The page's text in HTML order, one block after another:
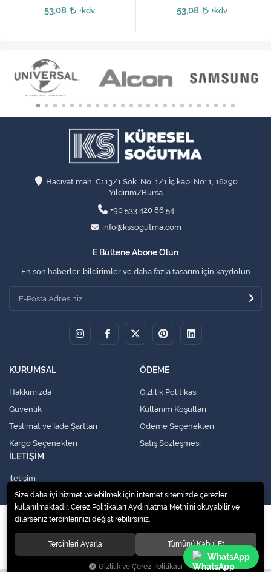
WhatsApp
53,08 +kdv 53,08 +kdv
Hacıvat mah. C113/1 Sok. No: 1/1 İç kapı No: 1, 16290
Yıldırım/Bursa
+90 533 420 86 54
info@kssogutma.com
E Bültene Abone Olun
En son haberler, bildirimler ve daha fazla tasarım için kaydolun
KURUMSAL
Hakkımızda
Güvenlik
Teslimat ve İade Şartları
Kargo Seçenekleri
ÖDEME
Gizlilik Politikası
Kullanım Koşulları
Ödeme Seçenekleri
Satış Sözleşmesi
İLETİŞİM
İletişim
© 2020Küresel Soğutma Sistemleri Yedek Parça San. Ve Tic. Ltd. Şti.
Size daha iyi hizmet verebilmek için internet sitemizde çerezler
kullanılmaktadır. Çerez Politikaları Aydınlatma Metni’ni okuyabilir ve
dilerseniz tercihlerinizi değiştirebilirsiniz.
Tercihleri Ayarla Tümünü Kabul Et
Gizlilik ve Çerez Politikası